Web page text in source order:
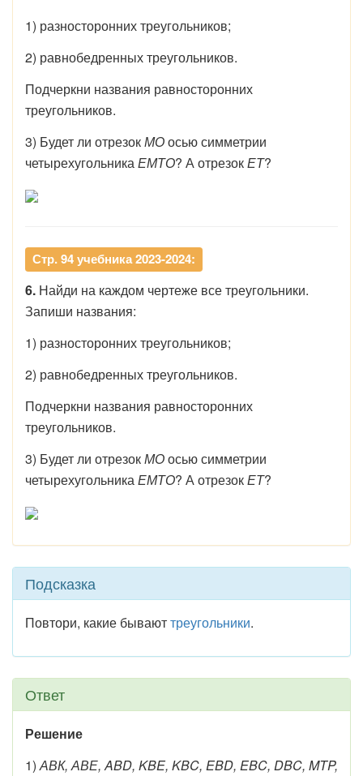
1) разносторонних треугольников;
2) равнобедренных треугольников.
Подчеркни названия равносторонних
треугольников.
3) Будет ли отрезокМОосью симметрии
четырехугольникаЕМТО? А отрезокЕТ?
Стр. 94 учебника 2023-2024:
6. Найди на каждом чертеже все треугольники.
Запиши названия:
1) разносторонних треугольников;
2) равнобедренных треугольников.
Подчеркни названия равносторонних
треугольников.
3) Будет ли отрезокМОосью симметрии
четырехугольникаЕМТО? А отрезокЕТ?
Подсказка
Повтори, какие бываюттреугольники.
Ответ
Решение
1)АВК, АВЕ, ABD, KBE, KBC, EBD, EBC, DBC, MTP,